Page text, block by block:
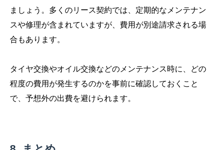
ましょう。多くのリース契約では、定期的なメンテナン
スや修理が含まれていますが、費用が別途請求される場
合もあります。
タイヤ交換やオイル交換などのメンテナンス時に、どの
程度の費用が発生するのかを事前に確認しておくこと
で、予想外の出費を避けられます。